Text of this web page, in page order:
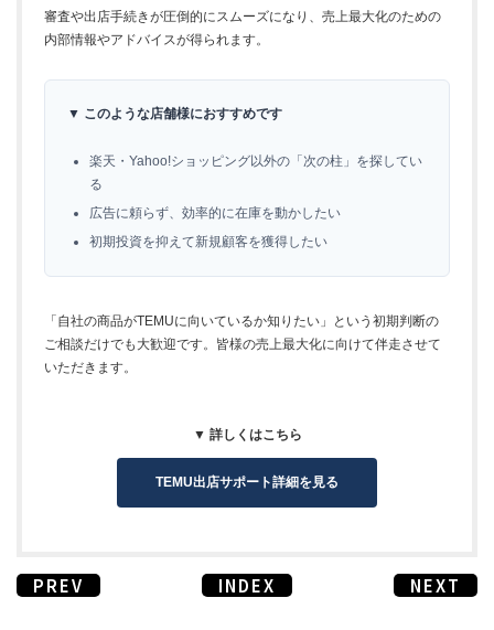
審査や出店手続きが圧倒的にスムーズになり、売上最大化のための
内部情報やアドバイスが得られます。
▼ このような店舗様におすすめです
楽天・Yahoo!ショッピング以外の「次の柱」を探してい
る
広告に頼らず、効率的に在庫を動かしたい
初期投資を抑えて新規顧客を獲得したい
「自社の商品がTEMUに向いているか知りたい」という初期判断の
ご相談だけでも大歓迎です。皆様の売上最大化に向けて伴走させて
いただきます。
▼ 詳しくはこちら
TEMU出店サポート詳細を見る
PREV INDEX NEXT